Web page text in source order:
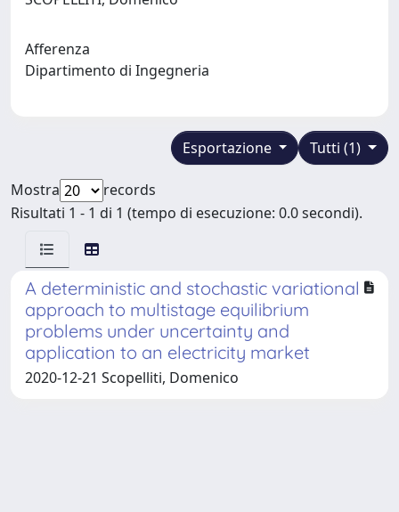
Afferenza
Dipartimento di Ingegneria
Tutti (1)
Esportazione
Mostra
records
Risultati 1 - 1 di 1 (tempo di esecuzione: 0.0 secondi).
A deterministic and stochastic variational
approach to multistage equilibrium
problems under uncertainty and
application to an electricity market
2020-12-21 Scopelliti, Domenico